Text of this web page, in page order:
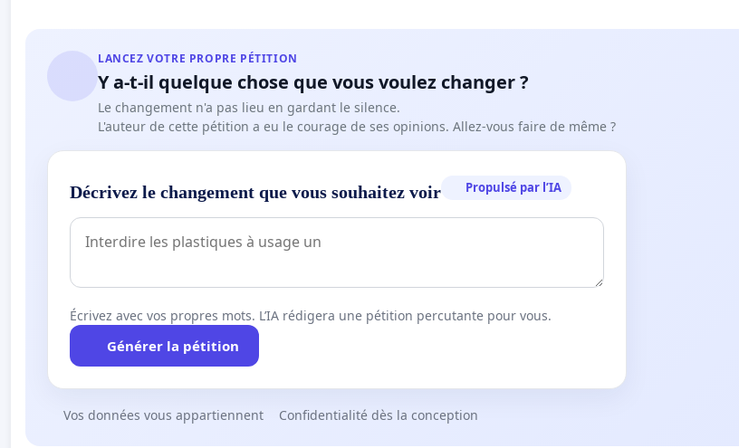
LANCEZ VOTRE PROPRE PÉTITION
Y a-t-il quelque chose que vous voulez changer ?
Le changement n'a pas lieu en gardant le silence.
L'auteur de cette pétition a eu le courage de ses opinions. Allez-vous faire de même ?
Décrivez le changement que vous souhaitez voir Propulsé par l’IA
Écrivez avec vos propres mots. L’IA rédigera une pétition percutante pour vous.
Générer la pétition
Vos données vous appartiennent Confidentialité dès la conception